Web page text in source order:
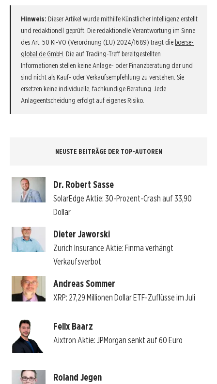
Hinweis: Dieser Artikel wurde mithilfe Künstlicher Intelligenz erstellt
und redaktionell geprüft. Die redaktionelle Verantwortung im Sinne
des Art. 50 KI-VO (Verordnung (EU) 2024/1689) trägt die boerse-
global.de GmbH. Die auf Trading-Treff bereitgestellten
Informationen stellen keine Anlage- oder Finanzberatung dar und
sind nicht als Kauf- oder Verkaufsempfehlung zu verstehen. Sie
ersetzen keine individuelle, fachkundige Beratung. Jede
Anlageentscheidung erfolgt auf eigenes Risiko.
NEUSTE BEITRÄGE DER TOP-AUTOREN
Dr. Robert Sasse
SolarEdge Aktie: 30-Prozent-Crash auf 33,90
Dollar
Dieter Jaworski
Zurich Insurance Aktie: Finma verhängt
Verkaufsverbot
Andreas Sommer
XRP: 27,29 Millionen Dollar ETF-Zuflüsse im Juli
Felix Baarz
Aixtron Aktie: JPMorgan senkt auf 60 Euro
Roland Jegen